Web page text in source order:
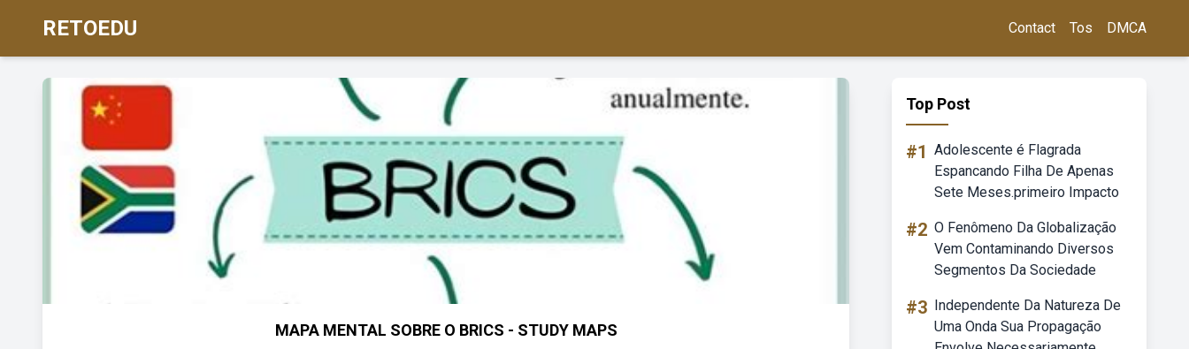
RETOEDU Contact Tos DMCA
MAPA MENTAL SOBRE O BRICS - STUDY MAPS
Top Post
#1 Adolescente é Flagrada
Espancando Filha De Apenas
Sete Meses.primeiro Impacto
#2 O Fenômeno Da Globalização
Vem Contaminando Diversos
Segmentos Da Sociedade
#3 Independente Da Natureza De
Uma Onda Sua Propagação